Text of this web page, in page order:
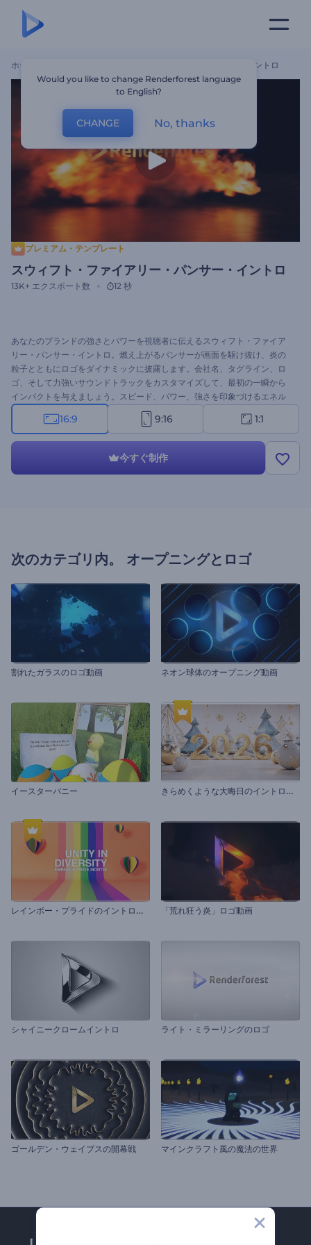
ホーム スウィフト・ファイアリー・パンサー・イントロ
プレミアム・テンプレート
スウィフト・ファイアリー・パンサー・イントロ
13K+ エクスポート数 12 秒
あなたのブランドの強さとパワーを視聴者に伝えるスウィフト・ファイア
リー・パンサー・イントロ。燃え上がるパンサーが画面を駆け抜け、炎の
粒子とともにロゴをダイナミックに披露します。会社名、タグライン、ロ
ゴ、そして力強いサウンドトラックをカスタマイズして、最初の一瞬から
インパクトを与えましょう。スピード、パワー、強さを印象づけるエネル
ギッシュなイントロを求めるブランドに最適です。今すぐ作成して、ブラ
ンドの存在感を高めましょう！
16:9 9:16 1:1
今すぐ制作
次のカテゴリ内。 オープニングとロゴ
割れたガラスのロゴ動画 ネオン球体のオープニング動画
イースターバニー き
らめくような大晦日のイントロ動画
レ
インボー・プライドのイントロ動画 「荒れ狂う炎」ロゴ動画
シャイニークロームイントロ ライト・ミラーリングのロゴ
ゴールデン・ウェイブスの開幕戦 マインクラフト風の魔法の世界
Would you like to change Renderforest language
to English?
CHANGE No, thanks